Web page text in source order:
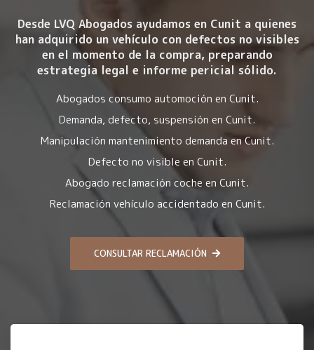
Desde LVQ Abogados ayudamos en Cunit a quienes
han adquirido un vehículo con defectos no visibles
en el momento de la compra, preparando
estrategia legal e informe pericial sólido.
Abogados consumo automoción en Cunit.
Demanda, defecto, suspensión en Cunit.
Manipulación mantenimiento demanda en Cunit.
Defecto no visible en Cunit.
Abogado reclamación coche en Cunit.
Reclamación vehículo accidentado en Cunit.
CONSULTAR RECLAMACIÓN